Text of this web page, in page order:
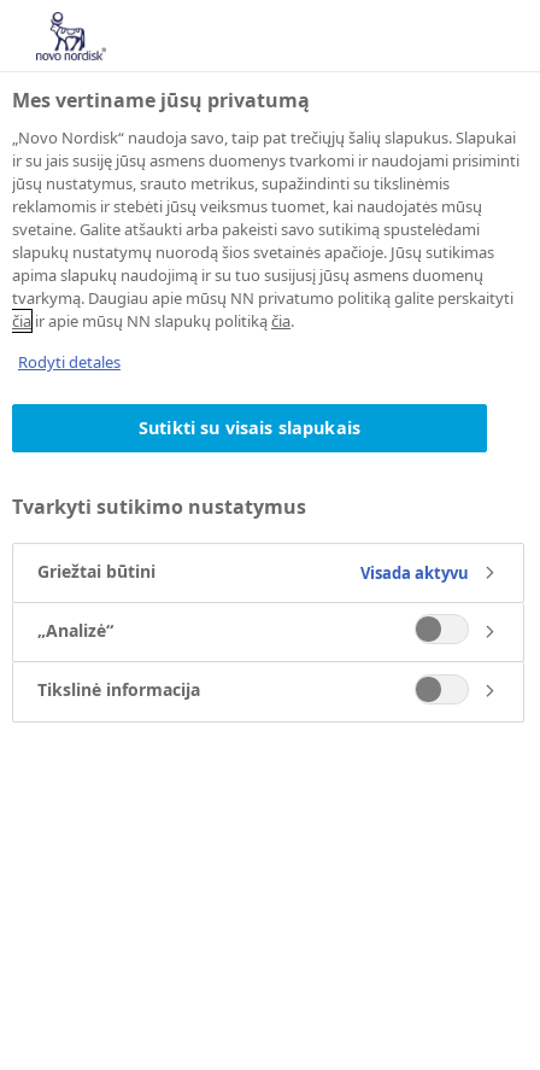
Mes vertiname jūsų privatumą
„Novo Nordisk“ naudoja savo, taip pat trečiųjų šalių slapukus. Slapukai
ir su jais susiję jūsų asmens duomenys tvarkomi ir naudojami prisiminti
jūsų nustatymus, srauto metrikus, supažindinti su tikslinėmis
reklamomis ir stebėti jūsų veiksmus tuomet, kai naudojatės mūsų
svetaine. Galite atšaukti arba pakeisti savo sutikimą spustelėdami
slapukų nustatymų nuorodą šios svetainės apačioje. Jūsų sutikimas
apima slapukų naudojimą ir su tuo susijusį jūsų asmens duomenų
tvarkymą. Daugiau apie mūsų NN privatumo politiką galite perskaityti
čia ir apie mūsų NN slapukų politikąčia.
Rodyti detales
Sutikti su visais slapukais
Tvarkyti sutikimo nustatymus
Griežtai būtini Visada aktyvu
„Analizė“
Tikslinė informacija